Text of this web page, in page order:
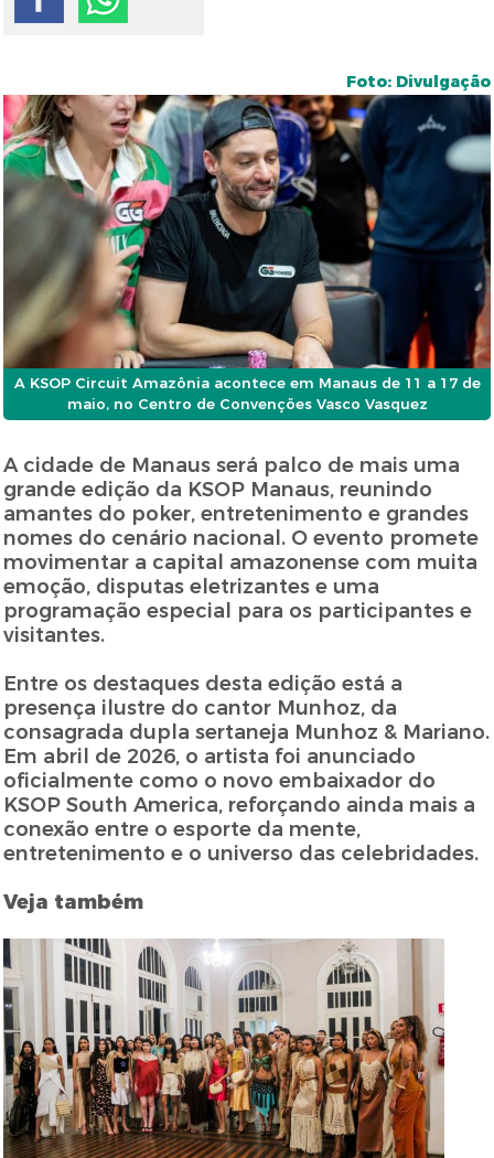
Foto: Divulgação
A KSOP Circuit Amazônia acontece em Manaus de 11 a 17 de
maio, no Centro de Convenções Vasco Vasquez
A cidade de Manaus será palco de mais uma
grande edição da KSOP Manaus, reunindo
amantes do poker, entretenimento e grandes
nomes do cenário nacional. O evento promete
movimentar a capital amazonense com muita
emoção, disputas eletrizantes e uma
programação especial para os participantes e
visitantes.
Entre os destaques desta edição está a
presença ilustre do cantor Munhoz, da
consagrada dupla sertaneja Munhoz & Mariano.
Em abril de 2026, o artista foi anunciado
oficialmente como o novo embaixador do
KSOP South America, reforçando ainda mais a
conexão entre o esporte da mente,
entretenimento e o universo das celebridades.
Veja também